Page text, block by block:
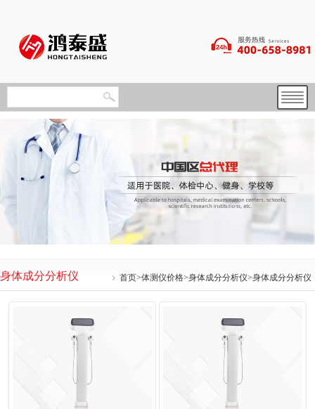
身体成分分析仪 首页>体测仪价格>身体成分分析仪>身体成分分析仪